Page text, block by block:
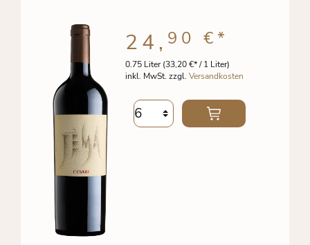
0.75 Liter(33,20 €* / 1 Liter)
inkl. MwSt. zzgl. Versandkosten
24, 90 €*